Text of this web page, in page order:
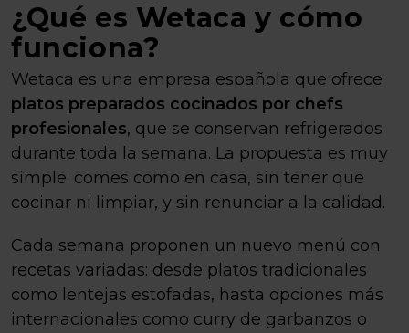
¿Qué es Wetaca y cómo
funciona?
Wetaca es una empresa española que ofrece
platos preparados cocinados por chefs
profesionales, que se conservan refrigerados
durante toda la semana. La propuesta es muy
simple: comes como en casa, sin tener que
cocinar ni limpiar, y sin renunciar a la calidad.
Cada semana proponen un nuevo menú con
recetas variadas: desde platos tradicionales
como lentejas estofadas, hasta opciones más
internacionales como curry de garbanzos o